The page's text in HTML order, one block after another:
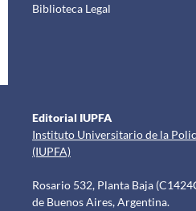
Biblioteca Legal
Editorial IUPFA
Instituto Universitario de la
(IUPFA)
Rosario 532, Planta Baja
de Buenos Aires, Argentina.